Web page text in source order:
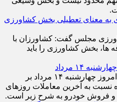
به معنای تعطیلی بخش کشاورزی
مجلس گفت: کشاورزان با
ها، بخش کشاورزی را باید
۱۴ مرداد
قیمت خودرو در بازار آزاد امروز چهارشنبه ۱۴ مرداد بر
نسبت به آخرین معاملات روز‌های
و فروش خودرو به شرح زیر است.